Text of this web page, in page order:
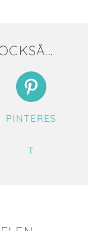
PINTERES
T